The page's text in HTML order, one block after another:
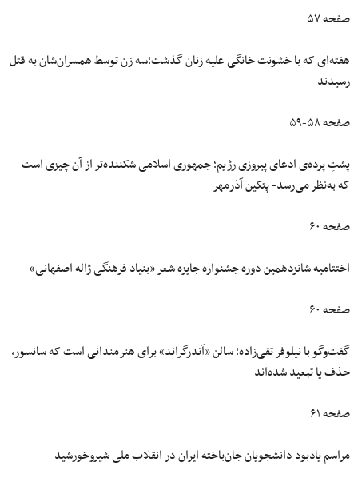
صفحه ۵۷
هفته‌ای که با خشونت خانگی علیه زنان گذشت؛سه زن توسط همسران‌شان به قتل
رسیدند
صفحه ۵۸-۵۹
پشتِ پرده‌ی ادعای پیروزی رژیم؛ جمهوری اسلامی شکننده‌تر از آن چیزی است
که به‌نظر می‌رسد- پتکین آذرمهر
صفحه ۶۰
اختتامیه شانزدهمین دوره جشنواره جایزه شعر «بنیاد فرهنگی ژاله اصفهانی»
صفحه ۶۰
گفت‌وگو با نیلوفر تقی‌زاده؛ سالن «آندرگراند» برای هنرمندانی است که سانسور،
حذف یا تبعید شده‌اند
صفحه ۶۱
مراسم یادبود دانشجویان جان‌باخته ایران در انقلاب ملی شیروخورشید